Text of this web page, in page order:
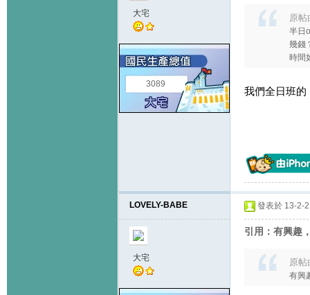
大宅
3089
原
半日
幾錢
時間
我們全日班的
LOVELY-BABE
大宅
發表於 13-2-
引用：有興趣
原
有興